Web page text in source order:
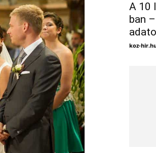
A 10
ban
koz-